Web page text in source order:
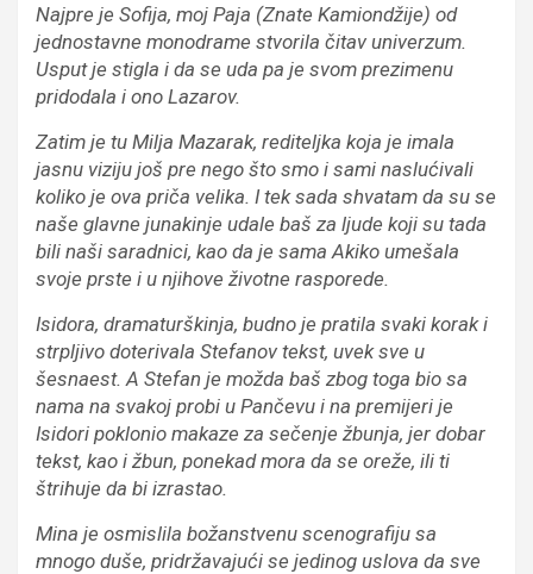
Najpre je Sofija, moj Paja (Znate Kamiondžije) od
jednostavne monodrame stvorila čitav univerzum.
Usput je stigla i da se uda pa je svom prezimenu
pridodala i ono Lazarov.
Zatim je tu Milja Mazarak, rediteljka koja je imala
jasnu viziju još pre nego što smo i sami naslućivali
koliko je ova priča velika. I tek sada shvatam da su se
naše glavne junakinje udale baš za ljude koji su tada
bili naši saradnici, kao da je sama Akiko umešala
svoje prste i u njihove životne rasporede.
Isidora, dramaturškinja, budno je pratila svaki korak i
strpljivo doterivala Stefanov tekst, uvek sve u
šesnaest. A Stefan je možda baš zbog toga bio sa
nama na svakoj probi u Pančevu i na premijeri je
Isidori poklonio makaze za sečenje žbunja, jer dobar
tekst, kao i žbun, ponekad mora da se oreže, ili ti
štrihuje da bi izrastao.
Mina je osmislila božanstvenu scenografiju sa
mnogo duše, pridržavajući se jedinog uslova da sve